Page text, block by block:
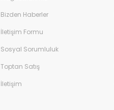
Bizden Haberler
İletişim Formu
Sosyal Sorumluluk
Toptan Satış
İletişim